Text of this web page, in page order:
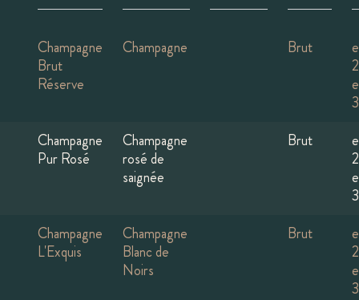
Champagne
Brut
Réserve
Champagne Brut
Champagne
Pur Rosé
Champagne
rosé de
saignée
Brut
Champagne
L'Exquis
Champagne
Blanc de
Noirs
Brut